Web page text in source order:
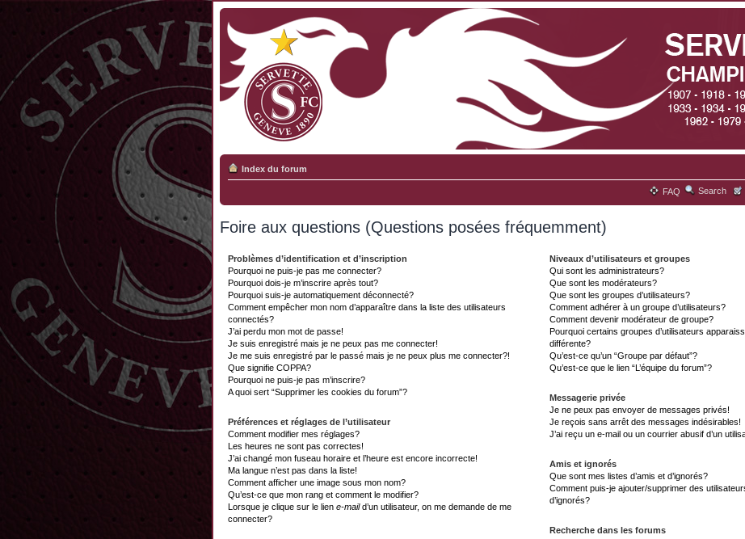
Index du forum
FAQ Search
Foire aux questions (Questions posées fréquemment)
Problèmes d’identification et d’inscription
Pourquoi ne puis-je pas me connecter?
Pourquoi dois-je m’inscrire après tout?
Pourquoi suis-je automatiquement déconnecté?
Comment empêcher mon nom d’apparaître dans la liste des utilisateurs
connectés?
J’ai perdu mon mot de passe!
Je suis enregistré mais je ne peux pas me connecter!
Je me suis enregistré par le passé mais je ne peux plus me connecter?!
Que signifie COPPA?
Pourquoi ne puis-je pas m’inscrire?
A quoi sert “Supprimer les cookies du forum”?
Préférences et réglages de l’utilisateur
Comment modifier mes réglages?
Les heures ne sont pas correctes!
J’ai changé mon fuseau horaire et l’heure est encore incorrecte!
Ma langue n’est pas dans la liste!
Comment afficher une image sous mon nom?
Qu’est-ce que mon rang et comment le modifier?
Lorsque je clique sur le lien e-maild’un utilisateur, on me demande de me
connecter?
Niveaux d’utilisateurs et groupes
Qui sont les administrateurs?
Que sont les modérateurs?
Que sont les groupes d’utilisateurs?
Comment adhérer à un groupe d’utilisateurs?
Comment devenir modérateur de groupe?
Pourquoi certains groupes d’utilisateurs
différente?
Qu’est-ce qu’un “Groupe par défaut”?
Qu’est-ce que le lien “L’équipe du forum”?
Messagerie privée
Je ne peux pas envoyer de messages privés!
Je reçois sans arrêt des messages indésirables!
J’ai reçu un e-mail ou un courrier abusif d’un
Amis et ignorés
Que sont mes listes d’amis et d’ignorés?
Comment puis-je ajouter/supprimer des
d’ignorés?
Recherche dans les forums